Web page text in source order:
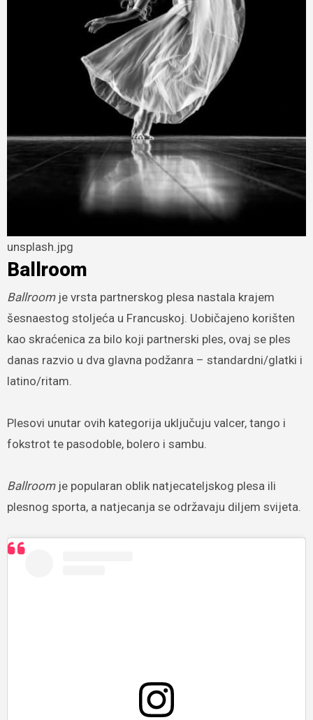
unsplash.jpg
Ballroom
Ballroomje vrsta partnerskog plesa nastala krajem
šesnaestog stoljeća u Francuskoj. Uobičajeno korišten
kao skraćenica za bilo koji partnerski ples, ovaj se ples
danas razvio u dva glavna podžanra – standardni/glatki i
latino/ritam.
Plesovi unutar ovih kategorija uključuju valcer, tango i
fokstrot te pasodoble, bolero i sambu.
Ballroomje popularan oblik natjecateljskog plesa ili
plesnog sporta, a natjecanja se održavaju diljem svijeta.